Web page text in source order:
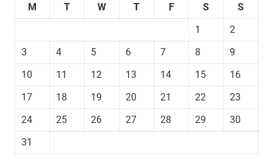
M
T W T F S
S
1
2
3
4 5 6 7 8
9
10
11 12 13 14 15
16
17
18 19 20 21 22
23
24
25 26 27 28 29
30
31